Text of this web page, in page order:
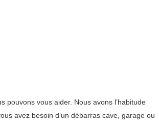
pouvons vous aider. Nous avons l’habitude
avez besoin d’un débarras cave, garage ou